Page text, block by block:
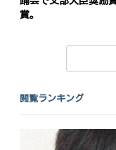
賞。
閲覧ランキング